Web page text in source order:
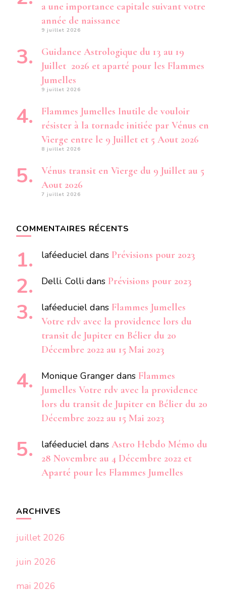
a une importance capitale suivant votre
année de naissance
9 juillet 2026
Guidance Astrologique du 13 au 19
Juillet 2026 et aparté pour les Flammes
Jumelles
9 juillet 2026
Flammes Jumelles Inutile de vouloir
résister à la tornade initiée par Vénus en
Vierge entre le 9 Juillet et 5 Aout 2026
8 juillet 2026
Vénus transit en Vierge du 9 Juillet au 5
Aout 2026
7 juillet 2026
COMMENTAIRES RÉCENTS
laféeduciel dans Prévisions pour 2023
Delli. Colli dans Prévisions pour 2023
laféeduciel dans Flammes Jumelles
Votre rdv avec la providence lors du
transit de Jupiter en Bélier du 20
Décembre 2022 au 15 Mai 2023
Monique Granger dans Flammes
Jumelles Votre rdv avec la providence
lors du transit de Jupiter en Bélier du 20
Décembre 2022 au 15 Mai 2023
laféeduciel dans Astro Hebdo Mémo du
28 Novembre au 4 Décembre 2022 et
Aparté pour les Flammes Jumelles
ARCHIVES
juillet 2026
juin 2026
mai 2026